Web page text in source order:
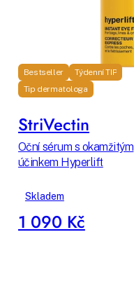
Bestseller
Týdenní TIP
Tip dermatologa
StriVectin
Oční sérum s okamžitým
účinkem Hyperlift
Skladem
1 090 Kč